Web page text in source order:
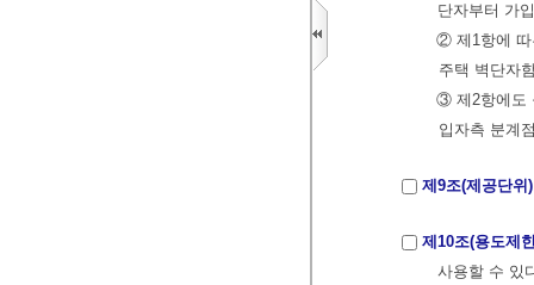
단자부터 가
② 제1항에 따
주택 벽단자
③ 제2항에도
입자측 분계
제9조(제공단위)
제10조(용도제
사용할 수 있